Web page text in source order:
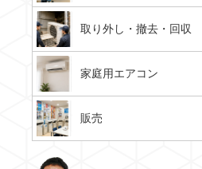
取り外し・撤去・回収
家庭用エアコン
販売